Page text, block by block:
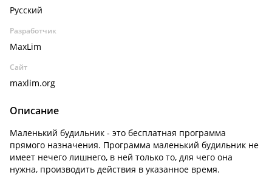
Русский
Разработчик
MaxLim
Сайт
maxlim.org
Описание
Маленький будильник - это бесплатная программа
прямого назначения. Программа маленький будильник не
имеет нечего лишнего, в ней только то, для чего она
нужна, производить действия в указанное время.